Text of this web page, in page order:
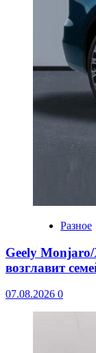
Разное
Geely
возглавит
07.08.2026 0